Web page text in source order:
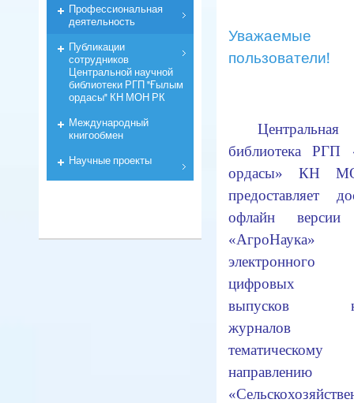
Уважаемые
пользователи!
Центральная
библиотека РГП
ордасы» КН
предоставляет
офлайн версии
электронного
цифровых
выпусков
тематическому
направлению
Профессиональная
деятельность
Публикации
сотрудников
Центральной научной
библиотеки РГП "Ғылым
ордасы" КН МОН РК
Международный
книгообмен
Научные проекты